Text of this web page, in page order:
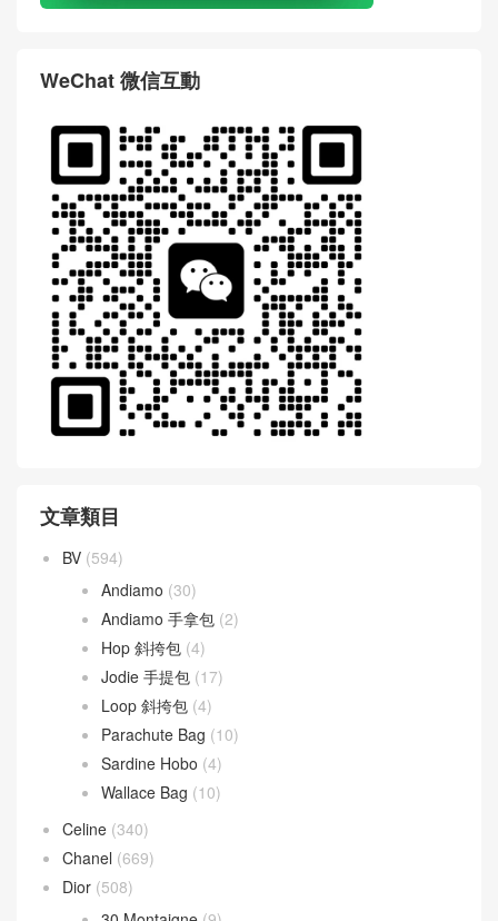
WeChat 微信互動
文章類目
BV (594)
Andiamo (30)
Andiamo 手拿包 (2)
Hop 斜挎包 (4)
Jodie 手提包 (17)
Loop 斜挎包 (4)
Parachute Bag (10)
Sardine Hobo (4)
Wallace Bag (10)
Celine (340)
Chanel (669)
Dior (508)